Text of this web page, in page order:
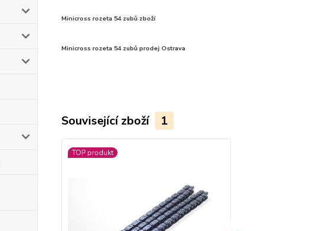
Minicross rozeta 54 zubů zboží
Minicross rozeta 54 zubů prodej Ostrava
Související zboží 1
TOP produkt